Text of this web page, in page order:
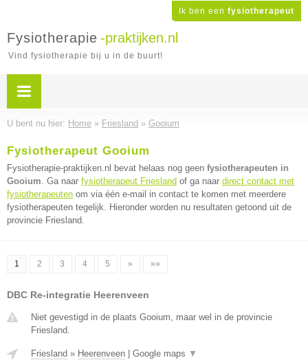
Ik ben een fysiotherapeut
Fysiotherapie -praktijken.nl
Vind fysiotherapie bij u in de buurt!
U bent nu hier: Home » Friesland » Gooium
Fysiotherapeut Gooium
Fysiotherapie-praktijken.nl bevat helaas nog geen fysiotherapeuten in
Gooium. Ga naar fysiotherapeut Friesland of ga naar direct contact met
fysiotherapeuten om via één e-mail in contact te komen met meerdere
fysiotherapeuten tegelijk. Hieronder worden nu resultaten getoond uit de
provincie Friesland.
1 2 3 4 5 » »»
DBC Re-integratie Heerenveen
Niet gevestigd in de plaats Gooium, maar wel in de provincie
Friesland.
Friesland » Heerenveen Google maps ▼